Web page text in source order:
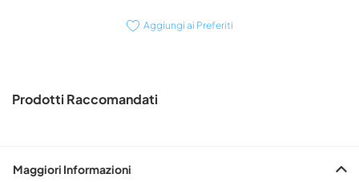
Aggiungi ai Preferiti
Prodotti Raccomandati
Maggiori Informazioni